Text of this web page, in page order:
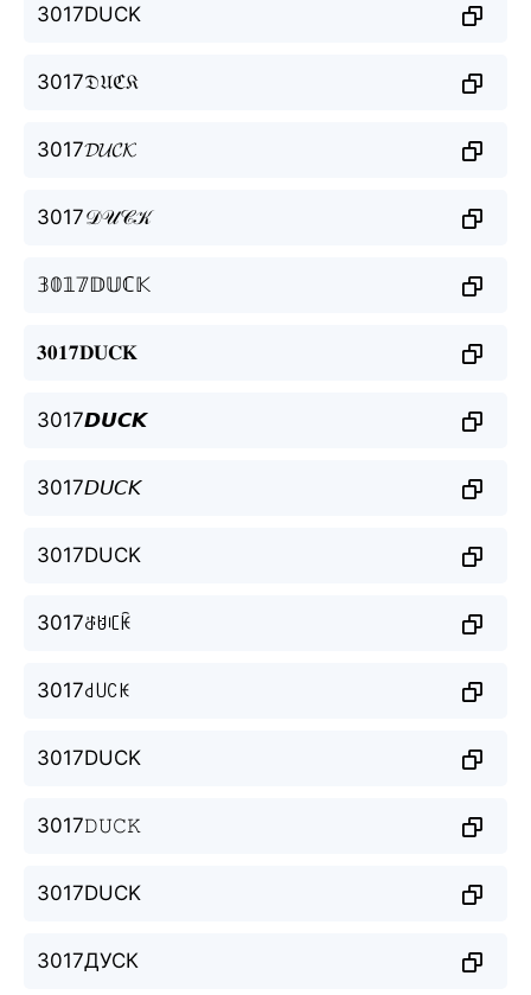
3017DUCK
3017𝔇𝔘ℭ𝔎
3017𝓓𝓤𝓒𝓚
3017𝒟𝒰𝒞𝒦
𝟛𝟘𝟙𝟟𝔻𝕌ℂ𝕂
𝟑𝟎𝟏𝟕𝐃𝐔𝐂𝐊
3017𝘿𝙐𝘾𝙆
3017𝘋𝘜𝘊𝘒
3017DUCK
3017ꁕꐇꏸꀗ
3017꒯꒤ꉔꀘ
3017DUCK
3017𝙳𝚄𝙲𝙺
3017DUCK
3017ДУСК